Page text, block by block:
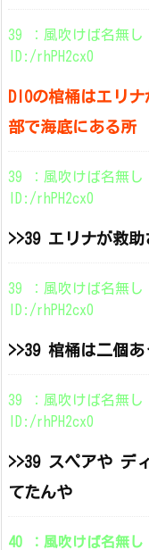
39 ：風吹けば名無
ID:/rhPH2cx0
DIOの棺桶はエリ
部で海底にある所
39 ：風吹けば名無
ID:/rhPH2cx0
>>39 エリナが救
39 ：風吹けば名無
ID:/rhPH2cx0
>>39 棺桶は二個あ
39 ：風吹けば名無
ID:/rhPH2cx0
>>39 スペアや デ
てたんや
40 ：風吹けば名無